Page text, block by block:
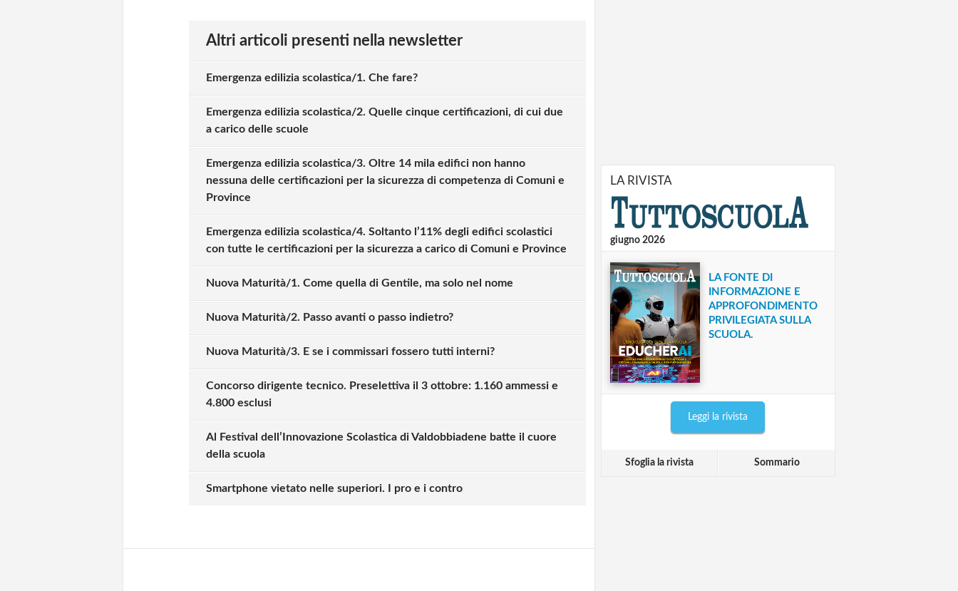
Altri articoli presenti nella newsletter
Emergenza edilizia scolastica/1. Che fare?
Emergenza edilizia scolastica/2. Quelle cinque certificazioni, di cui due
a carico delle scuole
Emergenza edilizia scolastica/3. Oltre 14 mila edifici non hanno
nessuna delle certificazioni per la sicurezza di competenza di Comuni e
Province
Emergenza edilizia scolastica/4. Soltanto l’11% degli edifici scolastici
con tutte le certificazioni per la sicurezza a carico di Comuni e Province
Nuova Maturità/1. Come quella di Gentile, ma solo nel nome
Nuova Maturità/2. Passo avanti o passo indietro?
Nuova Maturità/3. E se i commissari fossero tutti interni?
Concorso dirigente tecnico. Preselettiva il 3 ottobre: 1.160 ammessi e
4.800 esclusi
Al Festival dell’Innovazione Scolastica di Valdobbiadene batte il cuore
della scuola
Smartphone vietato nelle superiori. I pro e i contro
Solo gli utenti registrati possono commentare!
LA RIVISTA
giugno 2026
LA FONTE DI
INFORMAZIONE E
APPROFONDIMENTO
PRIVILEGIATA SULLA
SCUOLA.
Leggi la rivista
Sfoglia la rivista Sommario